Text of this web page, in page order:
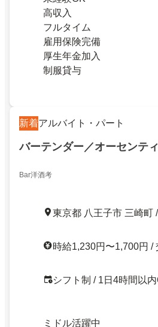
高収入
フルタイム
雇用保険完備
厚生年金加入
制服貸与
新着アルバイト・パート
バーテンダー／オーセンテ
Bar洋酒考
東京都 八王子市 三崎町
時給1,230円〜1,700円 /
シフト制 / 1日4時間以
ミドル活躍中